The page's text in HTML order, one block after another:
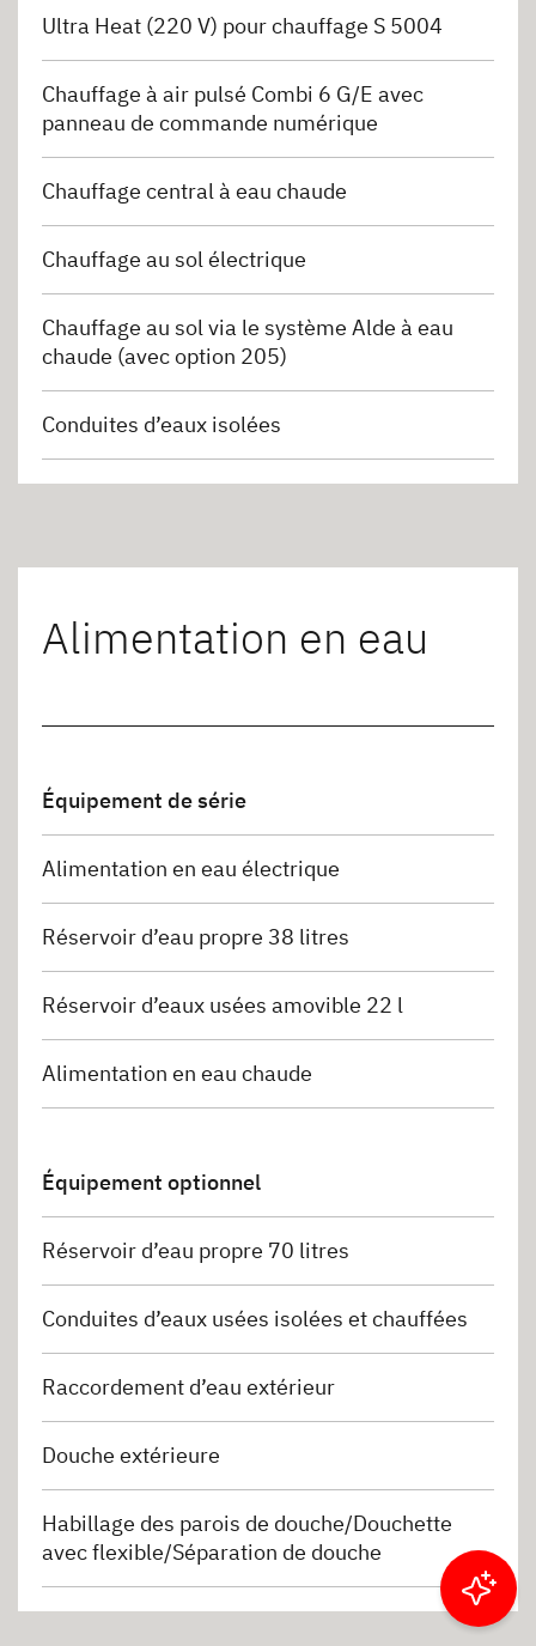
Ultra Heat (220 V) pour chauffage S 5004
Chauffage à air pulsé Combi 6 G/E avec
panneau de commande numérique
Chauffage central à eau chaude
Chauffage au sol électrique
Chauffage au sol via le système Alde à eau
chaude (avec option 205)
Conduites d’eaux isolées
Alimentation en eau
Équipement de série
Alimentation en eau électrique
Réservoir d’eau propre 38 litres
Réservoir d’eaux usées amovible 22 l
Alimentation en eau chaude
Équipement optionnel
Réservoir d’eau propre 70 litres
Conduites d’eaux usées isolées et chauffées
Raccordement d’eau extérieur
Douche extérieure
Habillage des parois de douche/Douchette
avec flexible/Séparation de douche
Filtrer les résultats